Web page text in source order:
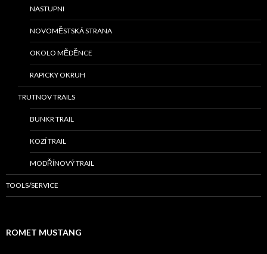
NASTUPNI
NOVOMĚSTSKÁ STRANA
OKOLO MĚDĚNCE
RAPICKY OKRUH
TRUTNOV TRAILS
BUNKR TRAIL
KOZÍ TRAIL
MODŘÍNOVÝ TRAIL
TOOLS/SERVICE
ROMET MUSTANG